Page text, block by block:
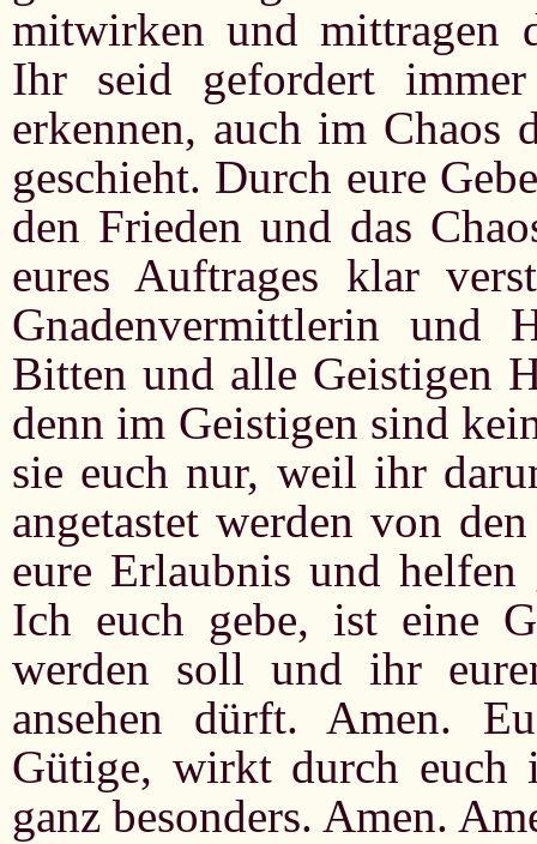
mitwirken und mittragen
Ihr seid gefordert
erkennen, auch im
geschieht. Durch eure
den Frieden und das
eures Auftrages klar
Gnadenvermittlerin und
Bitten und alle Geistigen
denn im Geistigen sind
sie euch nur, weil ihr
angetastet werden von
eure Erlaubnis und
Ich euch gebe, ist eine
werden soll und ihr
ansehen dürft. Amen.
Gütige, wirkt durch euch
ganz besonders. Amen.